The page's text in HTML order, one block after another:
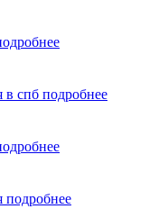
в спб подробнее
подробнее